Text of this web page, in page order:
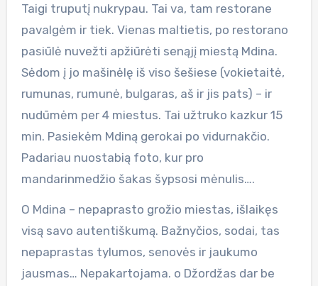
Taigi truputį nukrypau. Tai va, tam restorane
pavalgėm ir tiek. Vienas maltietis, po restorano
pasiūlė nuvežti apžiūrėti senąjį miestą Mdina.
Sėdom į jo mašinėlę iš viso šešiese (vokietaitė,
rumunas, rumunė, bulgaras, aš ir jis pats) – ir
nudūmėm per 4 miestus. Tai užtruko kazkur 15
min. Pasiekėm Mdiną gerokai po vidurnakčio.
Padariau nuostabią foto, kur pro
mandarinmedžio šakas šypsosi mėnulis….
O Mdina – nepaprasto grožio miestas, išlaikęs
visą savo autentiškumą. Bažnyčios, sodai, tas
nepaprastas tylumos, senovės ir jaukumo
jausmas… Nepakartojama. o Džordžas dar be